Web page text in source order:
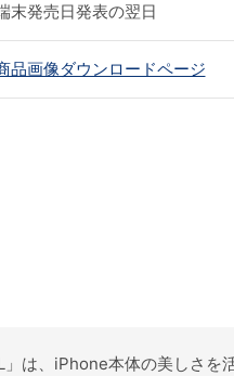
末発売日発表の翌日
品画像ダウンロードページ
」は、iPhone本体の美しさ